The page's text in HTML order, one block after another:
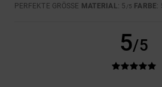
PERFEKTE GRÖSSE MATERIAL: 5 /5 FARBE:
5/5